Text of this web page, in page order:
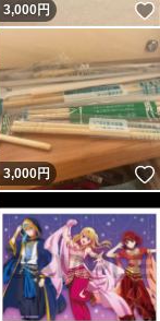
いいね！
3,000円
いいね！
3,000円